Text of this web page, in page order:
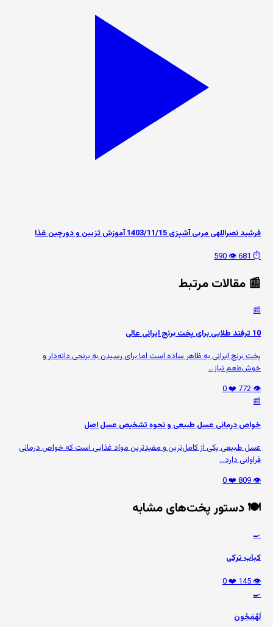
فرشید نصراللهی مربی آشپزی 1403/11/15 آموزش تزیین و دورچین غذا
⏱️ 681
👁️ 590
📰 مقالات مرتبط
📰
10 ترفند طلایی برای پخت برنج ایرانی عالی
پخت برنج ایرانی به ظاهر ساده است اما برای رسیدن به برنجی دانه‌دار و
خوش‌طعم نیاز...
👁️ 772
❤️ 0
📰
خواص درمانی عسل طبیعی و نحوه تشخیص عسل اصل
عسل طبیعی یکی از کامل‌ترین و مفیدترین مواد غذایی است که خواص درمانی
فراوانی دارد...
👁️ 809
❤️ 0
🍽️ دستور پخت‌های مشابه
🍳
کباب ترکی
👁️ 145
❤️ 0
🍳
لَهْمَجُون